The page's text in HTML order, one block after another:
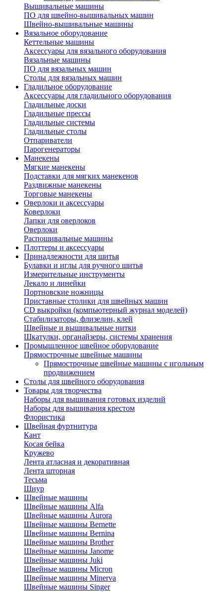
Вышивальные машины
ПО для швейно-вышивальных машин
Швейно-вышивальные машины
Вязальное оборудование
Кеттельные машины
Аксессуары для вязального оборудования
Вязальные машины
ПО для вязальных машин
Столы для вязальных машин
Гладильное оборудование
Аксессуары для гладильного оборудования
Гладильные доски
Гладильные прессы
Гладильные системы
Гладильные столы
Отпариватели
Парогенераторы
Манекены
Мягкие манекены
Подставки для мягких манекенов
Раздвижные манекены
Торговые манекены
Оверлоки и аксессуары
Коверлоки
Лапки для оверлоков
Оверлоки
Распошивальные машины
Плоттеры и аксессуары
Принадлежности для шитья
Булавки и иглы для ручного шитья
Измерительные инструменты
Лекало и линейки
Портновские ножницы
Приставные столики для швейных машин
СD выкройки (компьютерный журнал моделей)
Стабилизаторы, флизелин, клей
Швейные и вышивальные нитки
Шкатулки, органайзеры, системы хранения
Промышленное швейное оборудование
Прямострочные швейные машины
Прямострочные швейные машины с игольным
продвижением
Столы для швейного оборудования
Товары для творчества
Наборы для вышивания готовых изделий
Наборы для вышивания крестом
Флористика
Швейная фуртнитура
Кант
Косая бейка
Кружево
Лента aтласная и декоративная
Лента шторная
Тесьма
Шнур
Швейные машины
Швейные машины Alfa
Швейные машины Aurora
Швейные машины Bernette
Швейные машины Bernina
Швейные машины Brother
Швейные машины Janome
Швейные машины Juki
Швейные машины Micron
Швейные машины Minerva
Швейные машины Singer